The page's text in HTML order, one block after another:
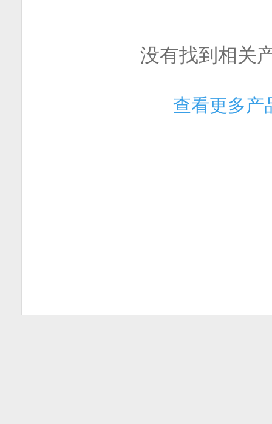
没有找到相关
查看更多产